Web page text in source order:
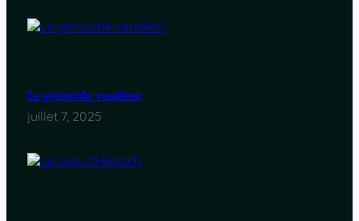
Le génocide vendéen
juillet 7, 2025